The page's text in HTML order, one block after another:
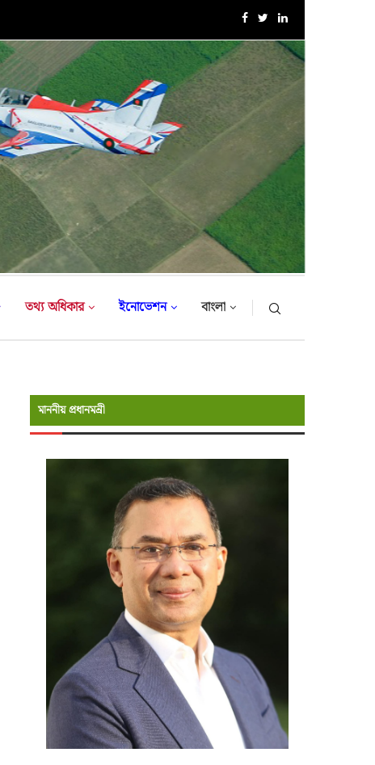
এক্সারসাইজ টাইগার লাইটনিং-২০২৬ এর উদ্বোধনী অনুষ্ঠান
তথ্য অধিকার ইনোভেশন বাংলা
মাননীয় প্রধানমন্রী